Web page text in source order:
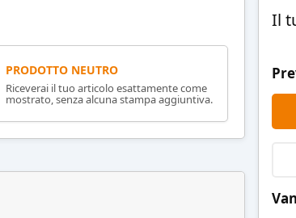
PRODOTTO NEUTRO
Riceverai il tuo articolo esattamente come
mostrato, senza alcuna stampa aggiuntiva.
Il